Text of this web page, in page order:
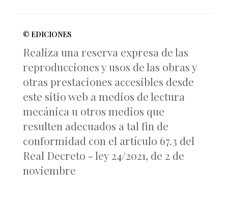
© EDICIONES
Realiza una reserva expresa de las
reproducciones y usos de las obras y
otras prestaciones accesibles desde
este sitio web a medios de lectura
mecánica u otros medios que
resulten adecuados a tal fin de
conformidad con el artículo 67.3 del
Real Decreto - ley 24/2021, de 2 de
noviembre